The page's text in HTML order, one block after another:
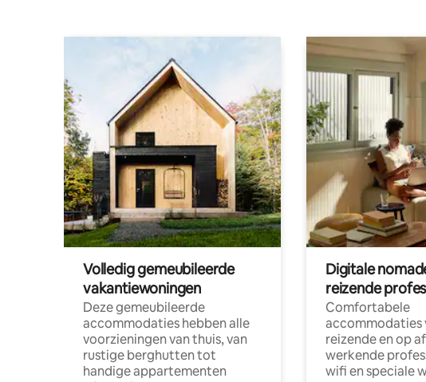
Volledig gemeubileerde
vakantiewoningen
Deze gemeubileerde
accommodaties hebben alle
voorzieningen van thuis, van
rustige berghutten tot
handige appartementen
Digitale
reizende
Comfortabele
accommodaties
reizende en op
werkende
wifi en speciale